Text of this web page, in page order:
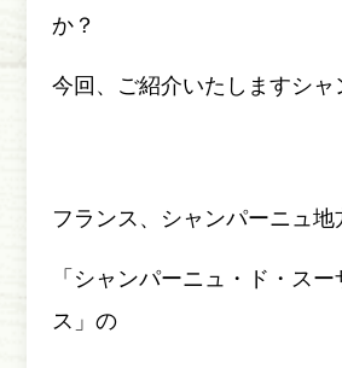
か？
今回、ご紹介いたしますシャ
フランス、シャンパーニュ
「シャンパーニュ・ド・ス
ス」の